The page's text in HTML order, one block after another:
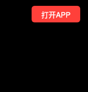
打开APP